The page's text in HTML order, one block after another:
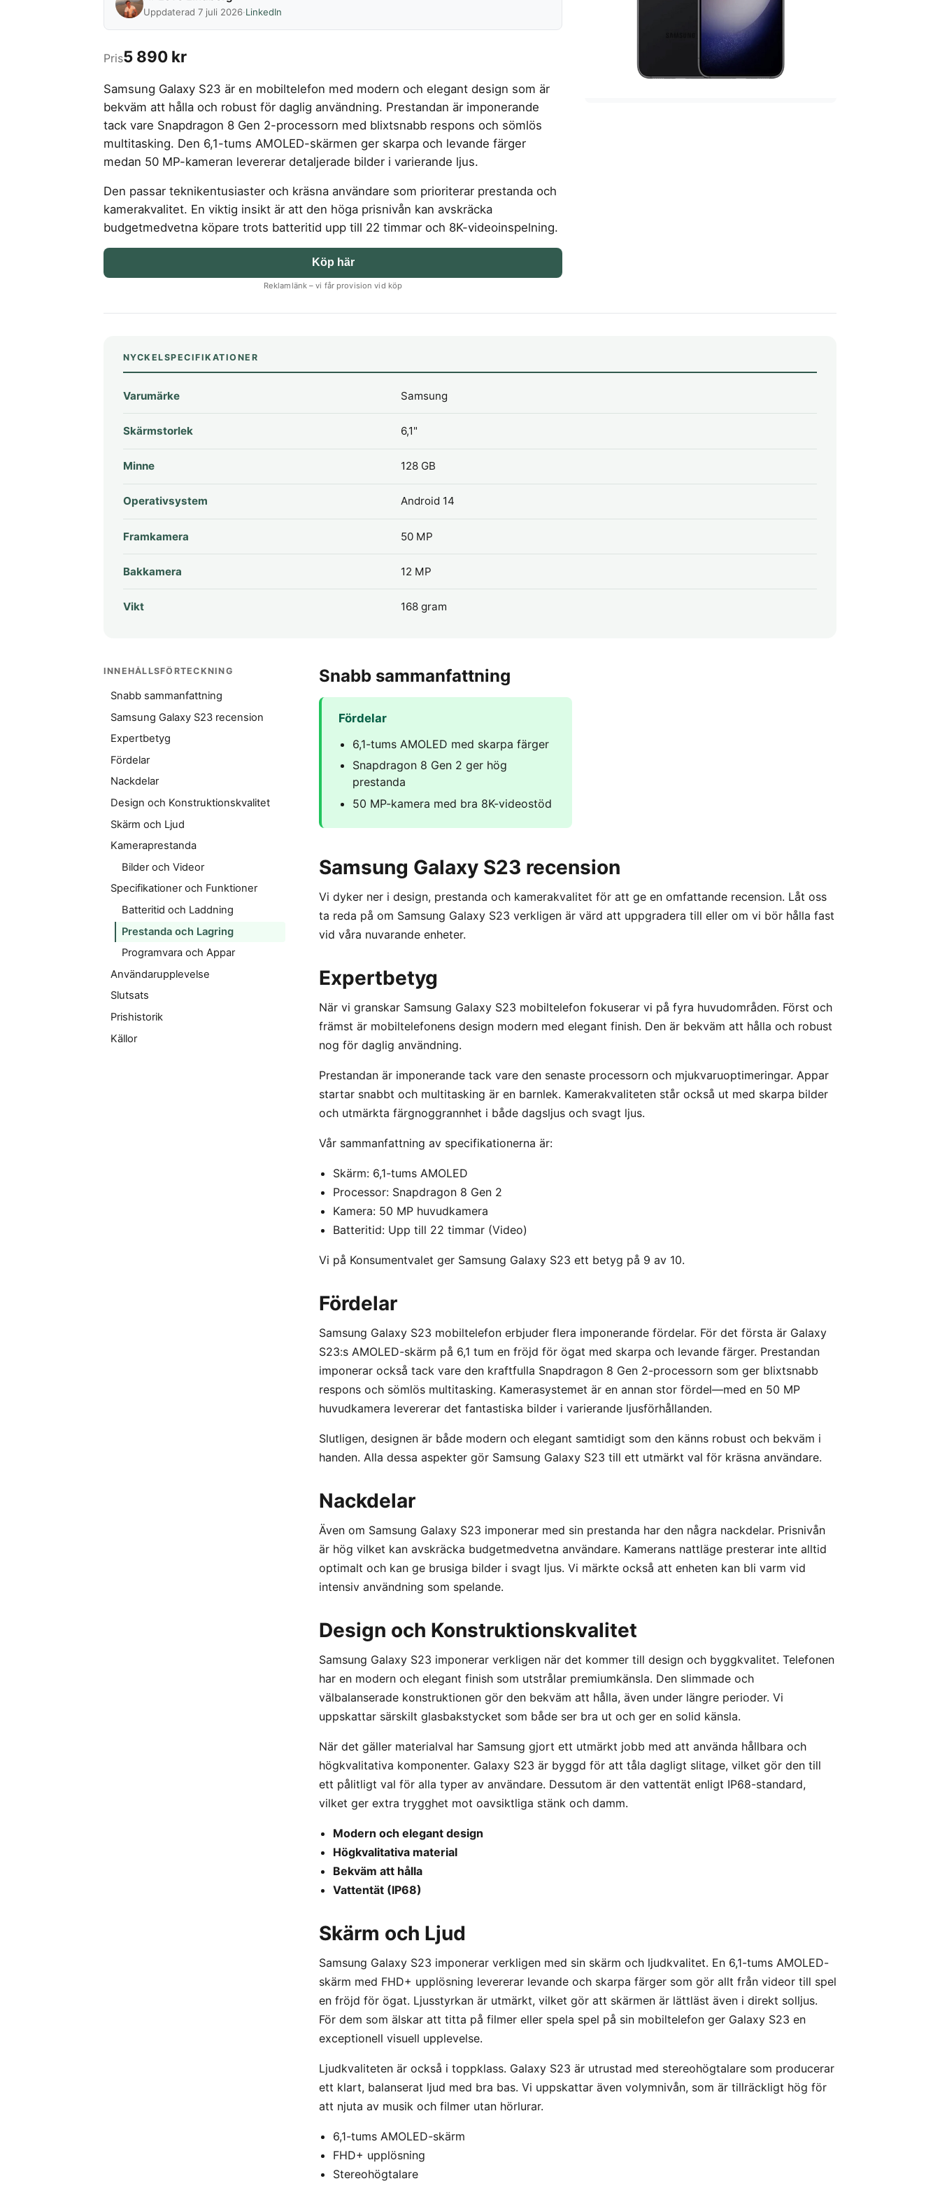
Uppdaterad 7 juli 2026·LinkedIn
Pris5 890 kr
Samsung Galaxy S23 är en mobiltelefon med modern och elegant design som är
bekväm att hålla och robust för daglig användning. Prestandan är imponerande
tack vare Snapdragon 8 Gen 2-processorn med blixtsnabb respons och sömlös
multitasking. Den 6,1-tums AMOLED-skärmen ger skarpa och levande färger
medan 50 MP-kameran levererar detaljerade bilder i varierande ljus.
Den passar teknikentusiaster och kräsna användare som prioriterar prestanda och
kamerakvalitet. En viktig insikt är att den höga prisnivån kan avskräcka
budgetmedvetna köpare trots batteritid upp till 22 timmar och 8K-videoinspelning.
Köp här
Reklamlänk – vi får provision vid köp
NYCKELSPECIFIKATIONER
Varumärke Samsung
Skärmstorlek 6,1"
Minne 128 GB
Operativsystem Android 14
Framkamera 50 MP
Bakkamera 12 MP
Vikt 168 gram
INNEHÅLLSFÖRTECKNING
Snabb sammanfattning
Samsung Galaxy S23 recension
Expertbetyg
Fördelar
Nackdelar
Design och Konstruktionskvalitet
Skärm och Ljud
Kameraprestanda
Bilder och Videor
Specifikationer och Funktioner
Batteritid och Laddning
Prestanda och Lagring
Programvara och Appar
Användarupplevelse
Slutsats
Prishistorik
Källor
Snabb sammanfattning
Fördelar
6,1-tums AMOLED med skarpa färger
Snapdragon 8 Gen 2 ger hög
prestanda
50 MP-kamera med bra 8K-videostöd
Samsung Galaxy S23 recension
Vi dyker ner i design, prestanda och kamerakvalitet för att ge en omfattande recension. Låt oss
ta reda på om Samsung Galaxy S23 verkligen är värd att uppgradera till eller om vi bör hålla fast
vid våra nuvarande enheter.
Expertbetyg
När vi granskar Samsung Galaxy S23 mobiltelefon fokuserar vi på fyra huvudområden. Först och
främst är mobiltelefonens design modern med elegant finish. Den är bekväm att hålla och robust
nog för daglig användning.
Prestandan är imponerande tack vare den senaste processorn och mjukvaruoptimeringar. Appar
startar snabbt och multitasking är en barnlek. Kamerakvaliteten står också ut med skarpa bilder
och utmärkta färgnoggrannhet i både dagsljus och svagt ljus.
Vår sammanfattning av specifikationerna är:
Skärm: 6,1-tums AMOLED
Processor: Snapdragon 8 Gen 2
Kamera: 50 MP huvudkamera
Batteritid: Upp till 22 timmar (Video)
Vi på Konsumentvalet ger Samsung Galaxy S23 ett betyg på 9 av 10.
Fördelar
Samsung Galaxy S23 mobiltelefon erbjuder flera imponerande fördelar. För det första är Galaxy
S23:s AMOLED-skärm på 6,1 tum en fröjd för ögat med skarpa och levande färger. Prestandan
imponerar också tack vare den kraftfulla Snapdragon 8 Gen 2-processorn som ger blixtsnabb
respons och sömlös multitasking. Kamerasystemet är en annan stor fördel—med en 50 MP
huvudkamera levererar det fantastiska bilder i varierande ljusförhållanden.
Slutligen, designen är både modern och elegant samtidigt som den känns robust och bekväm i
handen. Alla dessa aspekter gör Samsung Galaxy S23 till ett utmärkt val för kräsna användare.
Nackdelar
Även om Samsung Galaxy S23 imponerar med sin prestanda har den några nackdelar. Prisnivån
är hög vilket kan avskräcka budgetmedvetna användare. Kamerans nattläge presterar inte alltid
optimalt och kan ge brusiga bilder i svagt ljus. Vi märkte också att enheten kan bli varm vid
intensiv användning som spelande.
Design och Konstruktionskvalitet
Samsung Galaxy S23 imponerar verkligen när det kommer till design och byggkvalitet. Telefonen
har en modern och elegant finish som utstrålar premiumkänsla. Den slimmade och
välbalanserade konstruktionen gör den bekväm att hålla, även under längre perioder. Vi
uppskattar särskilt glasbakstycket som både ser bra ut och ger en solid känsla.
När det gäller materialval har Samsung gjort ett utmärkt jobb med att använda hållbara och
högkvalitativa komponenter. Galaxy S23 är byggd för att tåla dagligt slitage, vilket gör den till
ett pålitligt val för alla typer av användare. Dessutom är den vattentät enligt IP68-standard,
vilket ger extra trygghet mot oavsiktliga stänk och damm.
Modern och elegant design
Högkvalitativa material
Bekväm att hålla
Vattentät (IP68)
Skärm och Ljud
Samsung Galaxy S23 imponerar verkligen med sin skärm och ljudkvalitet. En 6,1-tums AMOLED-
skärm med FHD+ upplösning levererar levande och skarpa färger som gör allt från videor till spel
en fröjd för ögat. Ljusstyrkan är utmärkt, vilket gör att skärmen är lättläst även i direkt solljus.
För dem som älskar att titta på filmer eller spela spel på sin mobiltelefon ger Galaxy S23 en
exceptionell visuell upplevelse.
Ljudkvaliteten är också i toppklass. Galaxy S23 är utrustad med stereohögtalare som producerar
ett klart, balanserat ljud med bra bas. Vi uppskattar även volymnivån, som är tillräckligt hög för
att njuta av musik och filmer utan hörlurar.
6,1-tums AMOLED-skärm
FHD+ upplösning
Stereohögtalare